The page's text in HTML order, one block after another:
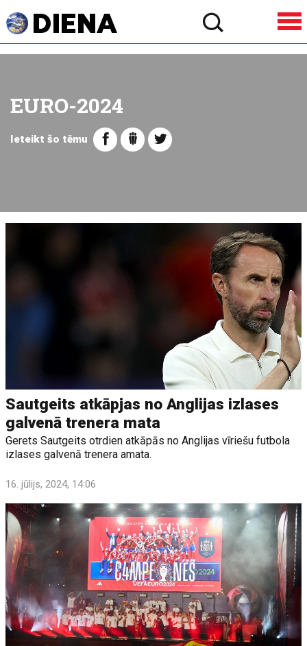
EURO-2024
Ieteikt šo tēmu
Sautgeits atkāpjas no Anglijas izlases
galvenā trenera mata
Gerets Sautgeits otrdien atkāpās no Anglijas vīriešu futbola
izlases galvenā trenera amata.
16. jūlijs, 2024, 14:06